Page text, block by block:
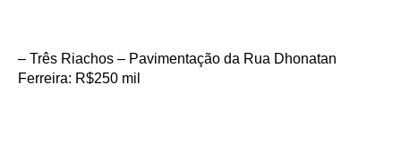
– Três Riachos – Pavimentação da Rua Dhonatan
Ferreira: R$250 mil